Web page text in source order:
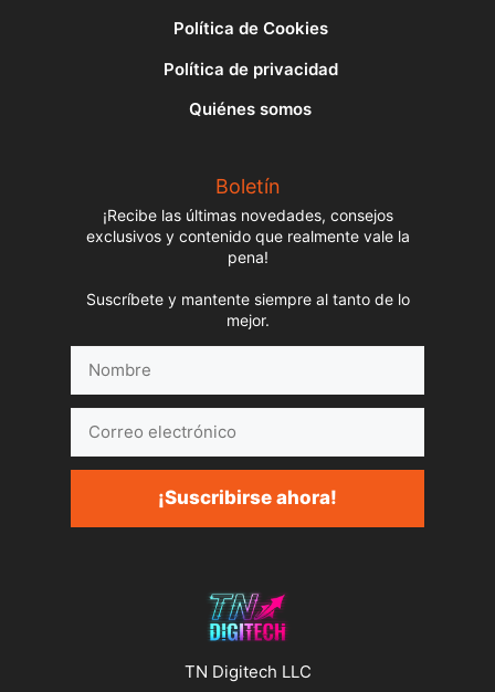
Política de Cookies
Política de privacidad
Quiénes somos
Boletín
¡Recibe las últimas novedades, consejos
exclusivos y contenido que realmente vale la
pena!
Suscríbete y mantente siempre al tanto de lo
mejor.
electrónico
¡Suscribirse ahora!
TN Digitech LLC